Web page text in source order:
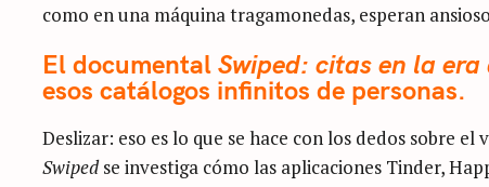
como en una máquina tragamonedas, esperan
El documental Swiped: citas en la
esos catálogos infinitos de personas.
Deslizar: eso es lo que se hace con los dedos sobre
Swipedse investiga cómo las aplicaciones Tinder,